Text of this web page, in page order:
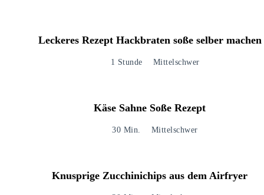
Leckeres Rezept Hackbraten soße selber machen
1 Stunde Mittelschwer
Käse Sahne Soße Rezept
30 Min. Mittelschwer
Knusprige Zucchinichips aus dem Airfryer